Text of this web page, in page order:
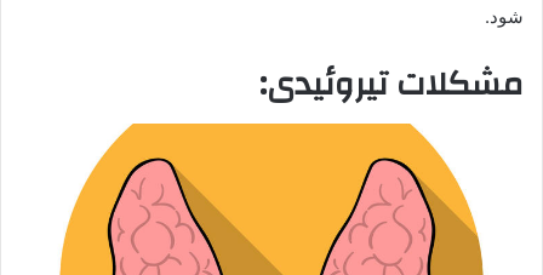
شود.
مشکلات تیروئیدی: